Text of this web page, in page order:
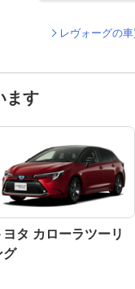
レヴォーグの
ます
ヨタ カローラツーリ
グ